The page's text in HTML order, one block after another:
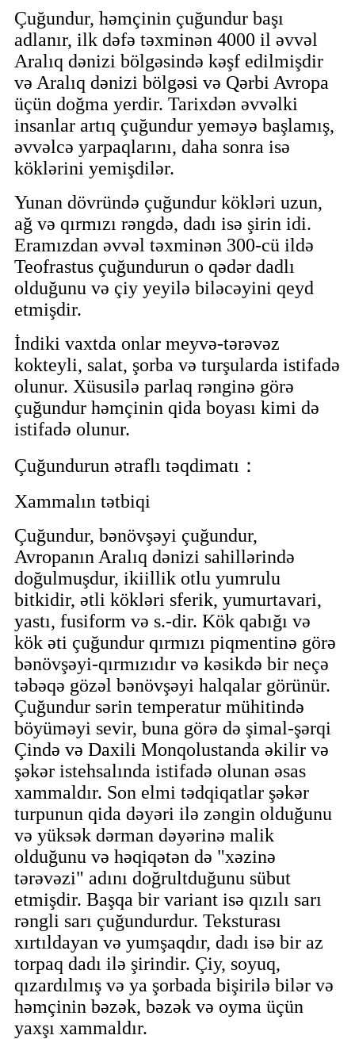
Çuğundur, həmçinin çuğundur başı
adlanır, ilk dəfə təxminən 4000 il əvvəl
Aralıq dənizi bölgəsində kəşf edilmişdir
və Aralıq dənizi bölgəsi və Qərbi Avropa
üçün doğma yerdir. Tarixdən əvvəlki
insanlar artıq çuğundur yeməyə başlamış,
əvvəlcə yarpaqlarını, daha sonra isə
köklərini yemişdilər.
Yunan dövründə çuğundur kökləri uzun,
ağ və qırmızı rəngdə, dadı isə şirin idi.
Eramızdan əvvəl təxminən 300-cü ildə
Teofrastus çuğundurun o qədər dadlı
olduğunu və çiy yeyilə biləcəyini qeyd
etmişdir.
İndiki vaxtda onlar meyvə-tərəvəz
kokteyli, salat, şorba və turşularda istifadə
olunur. Xüsusilə parlaq rənginə görə
çuğundur həmçinin qida boyası kimi də
istifadə olunur.
Çuğundurun ətraflı təqdimatı：
Xammalın tətbiqi
Çuğundur, bənövşəyi çuğundur,
Avropanın Aralıq dənizi sahillərində
doğulmuşdur, ikiillik otlu yumrulu
bitkidir, ətli kökləri sferik, yumurtavari,
yastı, fusiform və s.-dir. Kök qabığı və
kök əti çuğundur qırmızı piqmentinə görə
bənövşəyi-qırmızıdır və kəsikdə bir neçə
təbəqə gözəl bənövşəyi halqalar görünür.
Çuğundur sərin temperatur mühitində
böyüməyi sevir, buna görə də şimal-şərqi
Çində və Daxili Monqolustanda əkilir və
şəkər istehsalında istifadə olunan əsas
xammaldır. Son elmi tədqiqatlar şəkər
turpunun qida dəyəri ilə zəngin olduğunu
və yüksək dərman dəyərinə malik
olduğunu və həqiqətən də "xəzinə
tərəvəzi" adını doğrultduğunu sübut
etmişdir. Başqa bir variant isə qızılı sarı
rəngli sarı çuğundurdur. Teksturası
xırtıldayan və yumşaqdır, dadı isə bir az
torpaq dadı ilə şirindir. Çiy, soyuq,
qızardılmış və ya şorbada bişirilə bilər və
həmçinin bəzək, bəzək və oyma üçün
yaxşı xammaldır.